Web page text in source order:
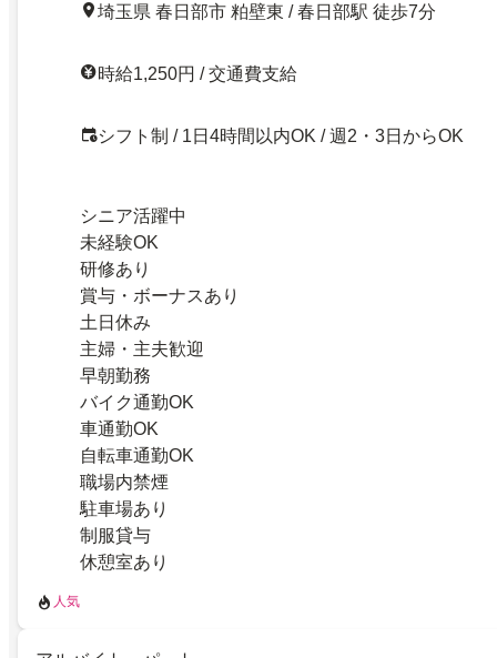
埼玉県 春日部市 粕壁東 / 春日部駅 徒歩7分
時給1,250円 / 交通費支給
シフト制 / 1日4時間以内OK / 週2・3日からOK
シニア活躍中
未経験OK
研修あり
賞与・ボーナスあり
土日休み
主婦・主夫歓迎
早朝勤務
バイク通勤OK
車通勤OK
自転車通勤OK
職場内禁煙
駐車場あり
制服貸与
休憩室あり
人気